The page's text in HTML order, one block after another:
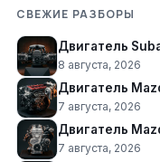
СВЕЖИЕ РАЗБОРЫ
Двигатель
8 августа, 2026
Двигатель
7 августа, 2026
Двигатель
7 августа, 2026